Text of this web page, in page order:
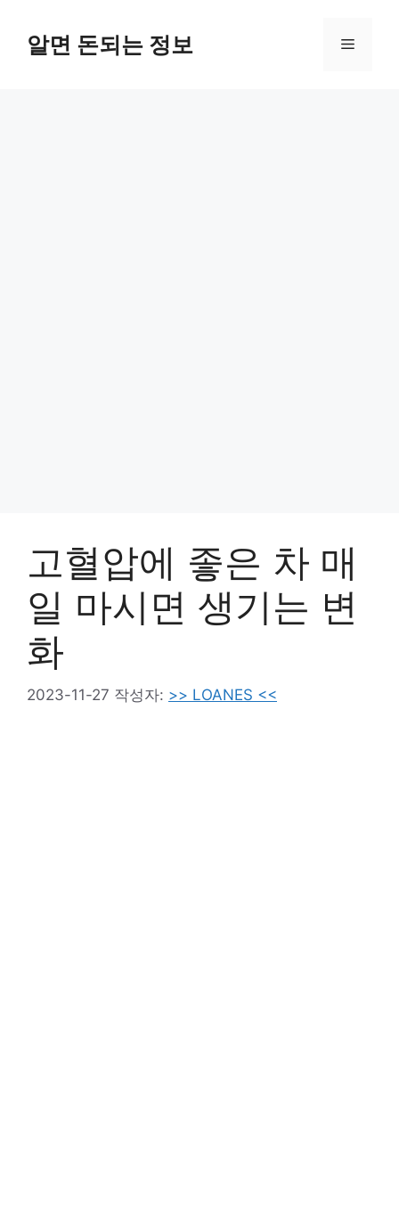
알면 돈되는 정보 메
고혈압에 좋은 차 매
일 마시면 생기는 변
화
2023-11-27 작성자: >> LOANES <<